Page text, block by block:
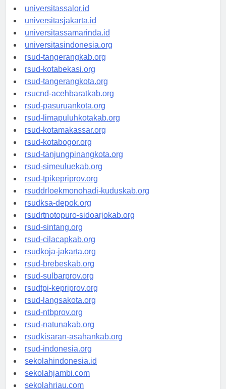
universitaswalesi.id
universitassalor.id
universitasjakarta.id
universitassamarinda.id
universitasindonesia.org
rsud-tangerangkab.org
rsud-kotabekasi.org
rsud-tangerangkota.org
rsucnd-acehbaratkab.org
rsud-pasuruankota.org
rsud-limapuluhkotakab.org
rsud-kotamakassar.org
rsud-kotabogor.org
rsud-tanjungpinangkota.org
rsud-simeuluekab.org
rsud-tpikepriprov.org
rsuddrloekmonohadi-kuduskab.org
rsudksa-depok.org
rsudrtnotopuro-sidoarjokab.org
rsud-sintang.org
rsud-cilacapkab.org
rsudkoja-jakarta.org
rsud-brebeskab.org
rsud-sulbarprov.org
rsudtpi-kepriprov.org
rsud-langsakota.org
rsud-ntbprov.org
rsud-natunakab.org
rsudkisaran-asahankab.org
rsud-indonesia.org
sekolahindonesia.id
sekolahjambi.com